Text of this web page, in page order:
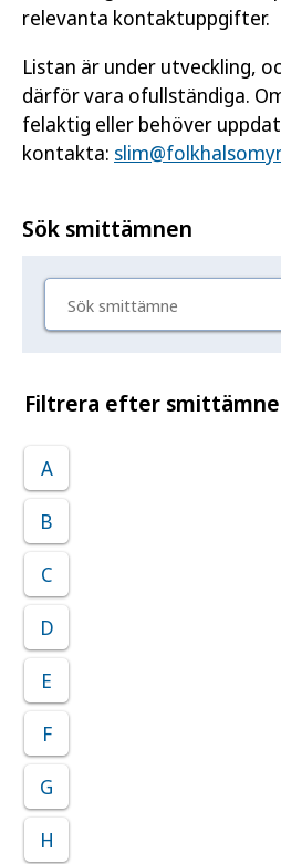
relevanta kontaktuppgifter.
Listan är under utveckling,
därför vara ofullständiga.
felaktig eller behöver
kontakta:
Sök smittämnen
Filtrera efter
A
B
C
D
E
F
G
H